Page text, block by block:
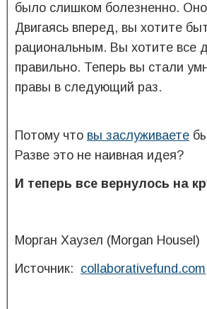
было слишком болезненно. Оно
Двигаясь вперед, вы хотите
рациональным. Вы хотите все
правильно. Теперь вы стали
правы в следующий раз.
Потому что вы заслуживаете
Разве это не наивная идея?
И теперь все вернулось на
Морган Хаузел (Morgan Housel)
Источник: collaborativefund.com